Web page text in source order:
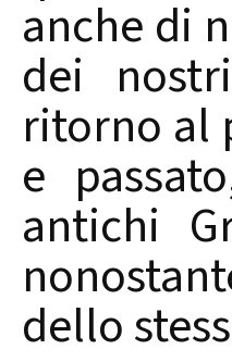
anche di
dei
ritorno al
e
antichi
dello